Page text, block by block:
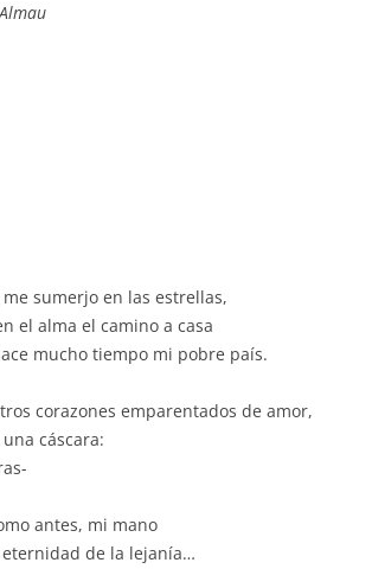
sumerjo en las estrellas,
el alma el camino a casa
mucho tiempo mi pobre país.
corazones emparentados de amor,
cáscara:
antes, mi mano
eternidad de la lejanía…